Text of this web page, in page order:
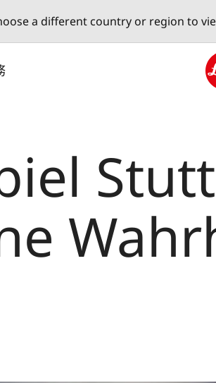
a different country or region to